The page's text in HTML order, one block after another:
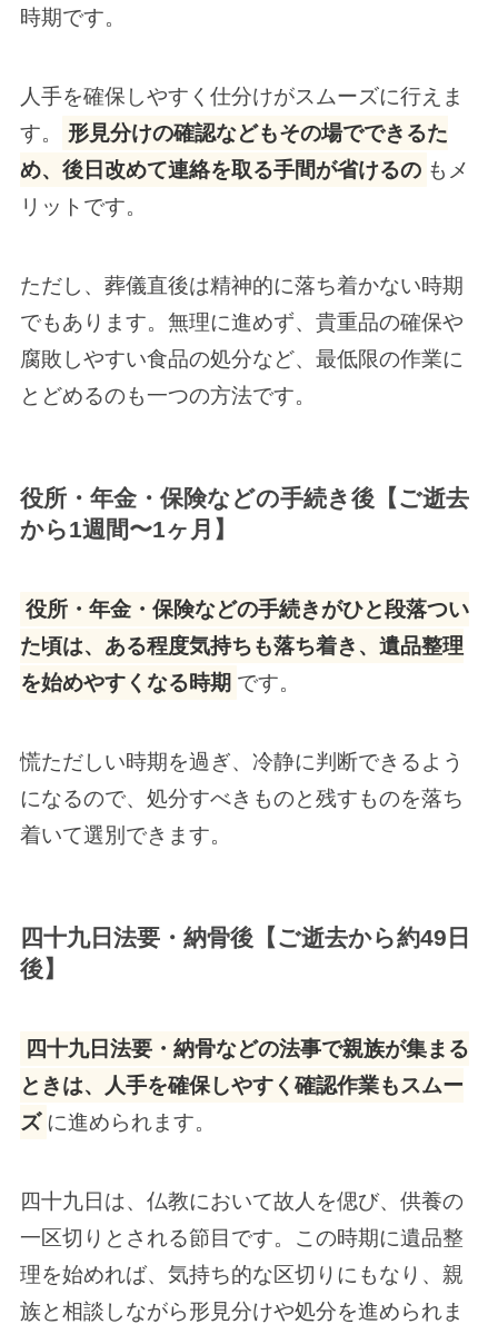
時期です。
人手を確保しやすく仕分けがスムーズに行えま
す。
形見分けの確認などもその場でできるた
め、後日改めて連絡を取る手間が省けるの もメ
リットです。
ただし、葬儀直後は精神的に落ち着かない時期
でもあります。無理に進めず、貴重品の確保や
腐敗しやすい食品の処分など、最低限の作業に
とどめるのも一つの方法です。
役所・年金・保険などの手続き後【ご逝去
から1週間〜1ヶ月】
役所・年金・保険などの手続きがひと段落つい
た頃は、ある程度気持ちも落ち着き、遺品整理
を始めやすくなる時期 です。
慌ただしい時期を過ぎ、冷静に判断できるよう
になるので、処分すべきものと残すものを落ち
着いて選別できます。
四十九日法要・納骨後【ご逝去から約49日
後】
四十九日法要・納骨などの法事で親族が集まる
ときは、人手を確保しやすく確認作業もスムー
ズ に進められます。
四十九日は、仏教において故人を偲び、供養の
一区切りとされる節目です。この時期に遺品整
理を始めれば、気持ち的な区切りにもなり、親
族と相談しながら形見分けや処分を進められま